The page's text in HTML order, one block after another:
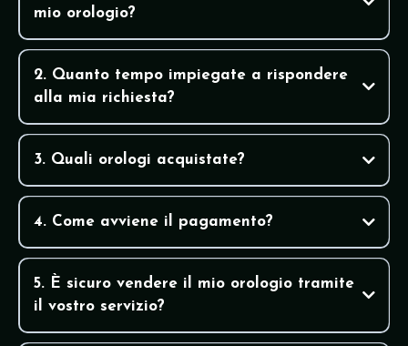
mio orologio?
2. Quanto tempo impiegate a rispondere
alla mia richiesta?
3. Quali orologi acquistate?
Rolex,
Patek Philippe, Audemars Piguet, Omega, Cartier,
4. Come avviene il pagamento?
5. È sicuro vendere il mio orologio tramite
il vostro servizio?